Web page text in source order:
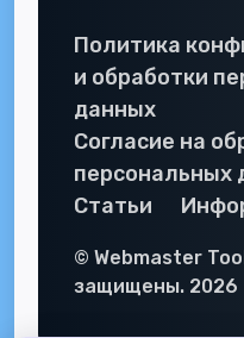
Политика
и обработки
данных
Согласие на
персональных
Статьи
© Webmaster
защищены. 2026